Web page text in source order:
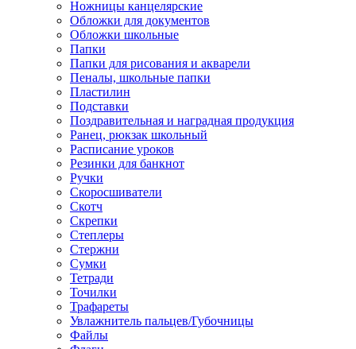
Ножницы канцелярские
Обложки для документов
Обложки школьные
Папки
Папки для рисования и акварели
Пеналы, школьные папки
Пластилин
Подставки
Поздравительная и наградная продукция
Ранец, рюкзак школьный
Расписание уроков
Резинки для банкнот
Ручки
Скоросшиватели
Скотч
Скрепки
Степлеры
Стержни
Сумки
Тетради
Точилки
Трафареты
Увлажнитель пальцев/Губочницы
Файлы